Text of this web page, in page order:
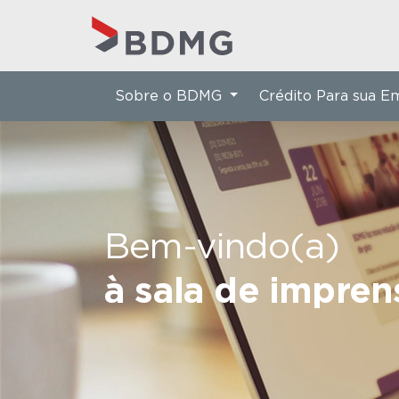
Bem-vindo(a)
à sala de
Sobre o BDMG Crédito Para sua